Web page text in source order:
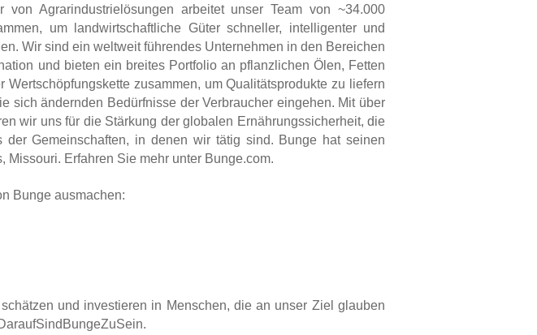
Agrarindustrielösungen arbeitet unser Team von ~34.000
um landwirtschaftliche Güter schneller, intelligenter und
Wir sind ein weltweit führendes Unternehmen in den Bereichen
und bieten ein breites Portfolio an pflanzlichen Ölen, Fetten
zusammen, um Qualitätsprodukte zu liefern
sich ändernden Bedürfnisse der Verbraucher eingehen. Mit über
wir uns für die Stärkung der globalen Ernährungssicherheit, die
Gemeinschaften, in denen wir tätig sind. Bunge hat seinen
Erfahren Sie mehr unter Bunge.com.
Bunge ausmachen:
und investieren in Menschen, die an unser Ziel glauben